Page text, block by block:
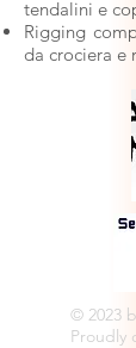
tendalini e
Rigging
da crociera e
© 2023
Proudly